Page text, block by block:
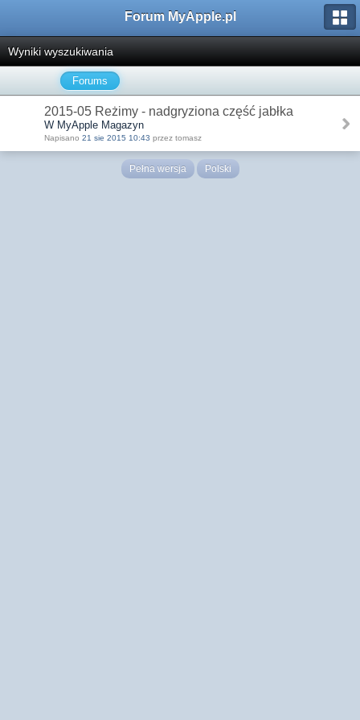
Forum MyApple.pl
Wyniki wyszukiwania
Forums
2015-05 Reżimy - nadgryziona część jabłka
W MyApple Magazyn
Napisano 21 sie 2015 10:43 przez tomasz
Pełna wersja Polski